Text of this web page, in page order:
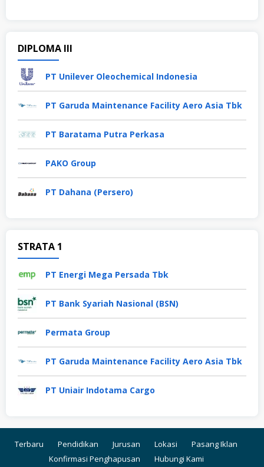
DIPLOMA III
PT Unilever Oleochemical Indonesia
PT Garuda Maintenance Facility Aero Asia Tbk
PT Baratama Putra Perkasa
PAKO Group
PT Dahana (Persero)
STRATA 1
PT Energi Mega Persada Tbk
PT Bank Syariah Nasional (BSN)
Permata Group
PT Garuda Maintenance Facility Aero Asia Tbk
PT Uniair Indotama Cargo
Terbaru Pendidikan Jurusan Lokasi
Pasang Iklan
Konfirmasi Penghapusan
Hubungi Kami